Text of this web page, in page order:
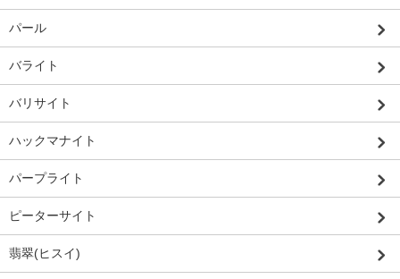
パール
バライト
バリサイト
ハックマナイト
パープライト
ピーターサイト
翡翠(ヒスイ)